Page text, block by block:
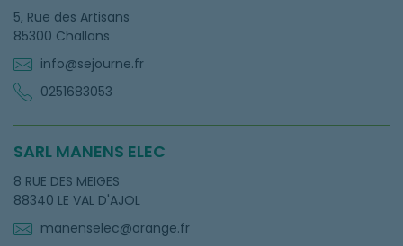
5, Rue des Artisans
85300 Challans
info@sejourne.fr
0251683053
SARL MANENS ELEC
8 RUE DES MEIGES
88340 LE VAL D'AJOL
manenselec@orange.fr